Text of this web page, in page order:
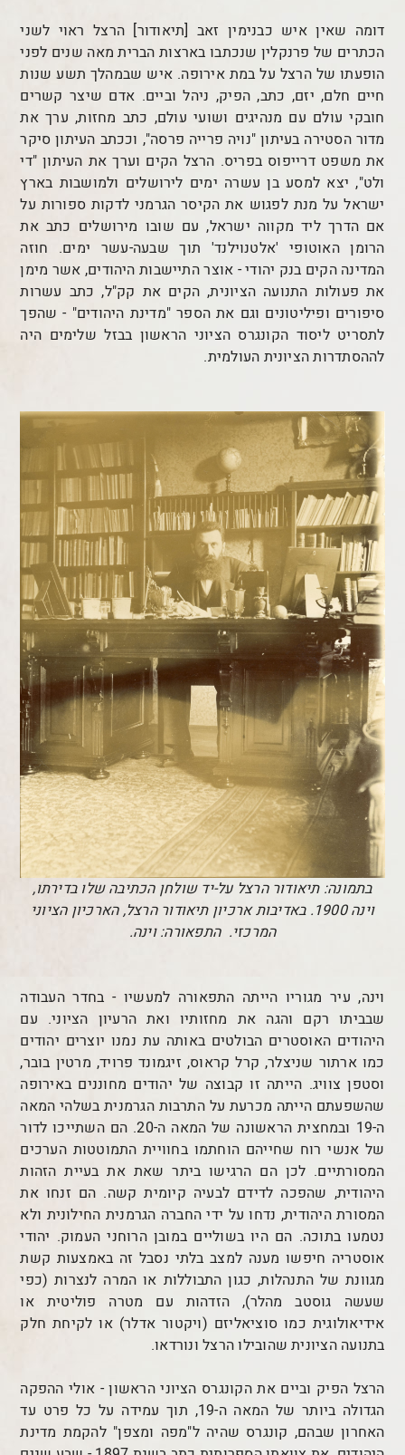
דומה שאין איש כבנימין זאב [תיאודור] הרצל ראוי לשני
הכתרים של פרנקלין שנכתבו בארצות הברית מאה שנים לפני
הופעתו של הרצל על במת אירופה. איש שבמהלך תשע שנות
חיים חלם, יזם, כתב, הפיק, ניהל וביים. אדם שיצר קשרים
חובקי עולם עם מנהיגים ושועי עולם, כתב מחזות, ערך את
מדור הסטירה בעיתון "נויה פרייה פרסה", וככתב העיתון סיקר
את משפט דרייפוס בפריס. הרצל הקים וערך את העיתון "די
ולט", יצא למסע בן עשרה ימים לירושלים ולמושבות בארץ
ישראל על מנת לפגוש את הקיסר הגרמני לדקות ספורות על
אם הדרך ליד מקווה ישראל, עם שובו מירושלים כתב את
הרומן האוטופי 'אלטנוילנד' תוך שבעה-עשר ימים. חוזה
המדינה הקים בנק יהודי - אוצר התיישבות היהודים, אשר מימן
את פעולות התנועה הציונית, הקים את קק"ל, כתב עשרות
סיפורים ופיליטונים וגם את הספר "מדינת היהודים" - שהפך
לתסריט ליסוד הקונגרס הציוני הראשון בבזל שלימים היה
לההסתדרות הציונית העולמית.
בתמונה: תיאודור הרצל על-יד שולחן הכתיבה שלו בדירתו,
וינה 1900. באדיבות ארכיון תיאודור הרצל, הארכיון הציוני
המרכזי.התפאורה: וינה.
וינה, עיר מגוריו הייתה התפאורה למעשיו - בחדר העבודה
שבביתו רקם והגה את מחזותיו ואת הרעיון הציוני. עם
היהודים האוסטרים הבולטים באותה עת נמנו יוצרים יהודים
כמו ארתור שניצלר, קרל קראוס, זיגמונד פרויד, מרטין בובר,
וסטפן צוויג. הייתה זו קבוצה של יהודים מחוננים באירופה
שהשפעתם הייתה מכרעת על התרבות הגרמנית בשלהי המאה
ה-19 ובמחצית הראשונה של המאה ה-20. הם השתייכו לדור
של אנשי רוח שחייהם הוחתמו בחוויית התמוטטות הערכים
המסורתיים. לכן הם הרגישו ביתר שאת את בעיית הזהות
היהודית, שהפכה לדידם לבעיה קיומית קשה. הם זנחו את
המסורת היהודית, נדחו על ידי החברה הגרמנית החילונית ולא
נטמעו בתוכה. הם היו בשוליים במובן הרוחני העמוק. יהודי
אוסטריה חיפשו מענה למצב בלתי נסבל זה באמצעות קשת
מגוונת של התנהלות, כגון התבוללות או המרה לנצרות (כפי
שעשה גוסטב מהלר), הזדהות עם מטרה פוליטית או
אידיאולוגית כמו סוציאליזם (ויקטור אדלר) או לקיחת חלק
בתנועה הציונית שהובילו הרצל ונורדאו.
הרצל הפיק וביים את הקונגרס הציוני הראשון - אולי ההפקה
הגדולה ביותר של המאה ה-19, תוך עמידה על כל פרט עד
האחרון שבהם, קונגרס שהיה ל"מפה ומצפן" להקמת מדינת